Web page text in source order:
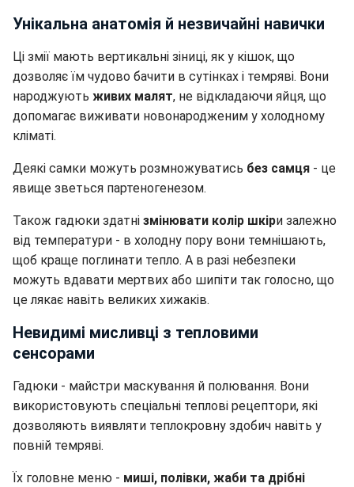
Унікальна анатомія й незвичайні навички
Ці змії мають вертикальні зіниці, як у кішок, що
дозволяє їм чудово бачити в сутінках і темряві. Вони
народжують живих малят, не відкладаючи яйця, що
допомагає виживати новонародженим у холодному
кліматі.
Деякі самки можуть розмножуватись без самця - це
явище зветься партеногенезом.
Також гадюки здатні змінювати колір шкіри залежно
від температури - в холодну пору вони темнішають,
щоб краще поглинати тепло. А в разі небезпеки
можуть вдавати мертвих або шипіти так голосно, що
це лякає навіть великих хижаків.
Невидимі мисливці з тепловими
сенсорами
Гадюки - майстри маскування й полювання. Вони
використовують спеціальні теплові рецептори, які
дозволяють виявляти теплокровну здобич навіть у
повній темряві.
Їх головне меню - миші, полівки, жаби та дрібні